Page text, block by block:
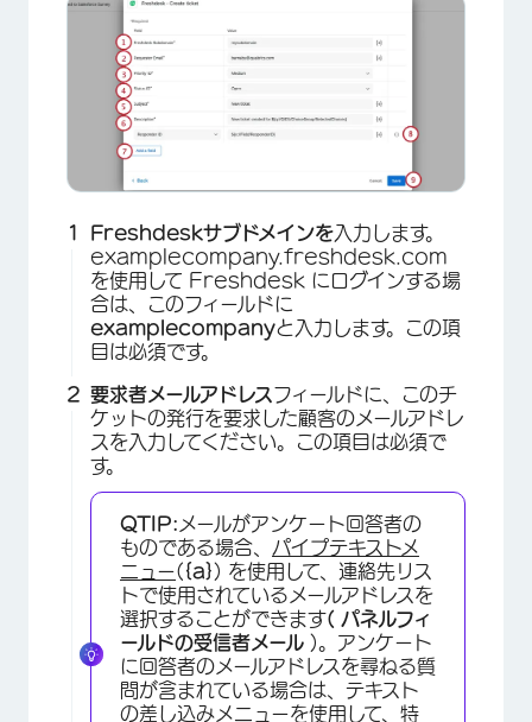
×
Freshdeskサブドメインを入力します。
examplecompany.freshdesk.com
を使用して Freshdesk にログインする場
合は、このフィールドに
examplecompanyと入力します。この項
目は必須です。
要求者メールアドレスフィールドに、このチ
ケットの発行を要求した顧客のメールアドレ
スを入力してください。この項目は必須で
す。
QTIP: メールがアンケート回答者の
ものである場合、
パイプテキストメ
ニュー({a}) を使用して、連絡先リス
トで使用されているメールアドレスを
選択することができます( パネルフィ
ールドの受信者メール )。アンケート
に回答者のメールアドレスを尋ねる質
問が含まれている場合は、テキスト
の差し込みメニューを使用して、特